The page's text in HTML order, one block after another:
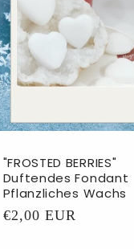
"FROSTED BERRIES"
Duftendes Fondant
Pflanzliches Wachs
Normaler
€2,00 EUR